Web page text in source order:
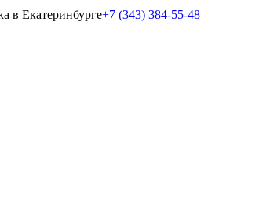
в Екатеринбурге+7 (343) 384-55-48